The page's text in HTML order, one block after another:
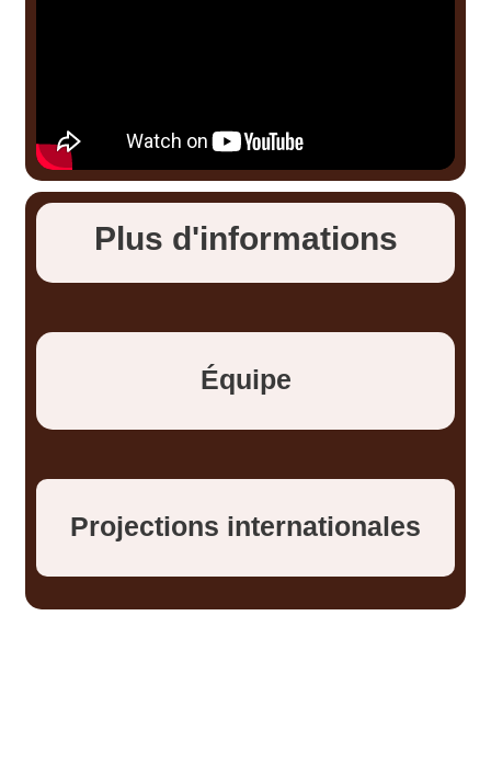
Plus d'informations
Équipe
Projections internationales